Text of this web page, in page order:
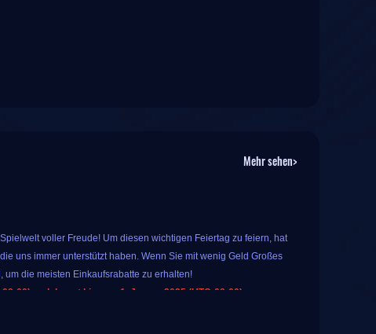
Mehr sehen>
voller Freude! Um diesen wichtigen Feiertag zu feiern, hat
uns immer unterstützt haben. Wenn Sie mit wenig Geld Großes
die meisten Einkaufsrabatte zu erhalten!
und dauert bis zum 1. Januar 2025 (UTC-08:00).